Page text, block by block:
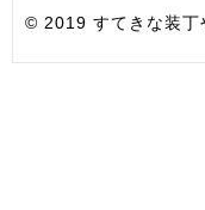
© 2019 すてきな装